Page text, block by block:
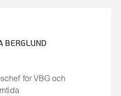
BERGLUND
för VBG och